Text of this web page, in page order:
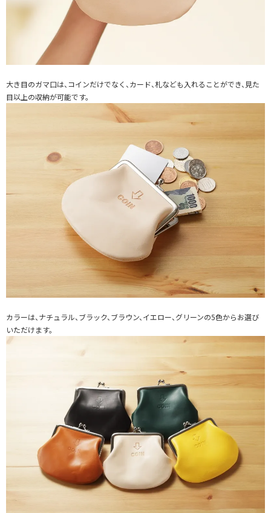
大き目のガマ口は、コインだけでなく、カード、札なども入れることができ、見た
目以上の収納が可能です。
カラーは、ナチュラル、ブラック、ブラウン、イエロー、グリーンの5色からお選び
いただけます。